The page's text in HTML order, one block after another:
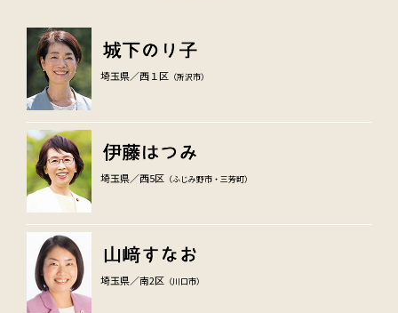
埼玉県／西１区 （所沢市）
埼玉県／西5区 （ふじみ野市・三芳町）
埼玉県／南2区 （川口市）